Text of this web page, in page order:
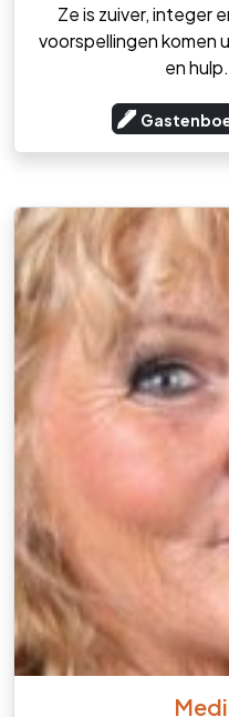
Ze is zuiver, integer
voorspellingen komen
en